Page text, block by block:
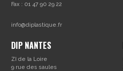
Fax : 01 47 90 29 22
info@diplastique.fr
DIP NANTES
ZI de la Loire
9 rue des saules